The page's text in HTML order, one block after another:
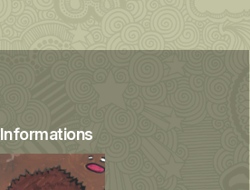
Informations